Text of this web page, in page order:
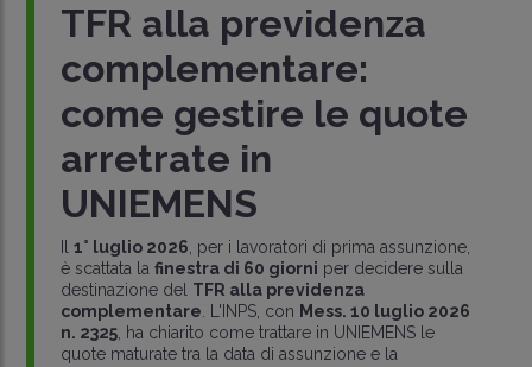
TFR alla previdenza
complementare:
come gestire le quote
arretrate in
UNIEMENS
1° luglio 2026 , per i lavoratori di prima assunzione,
è scattata la finestra di 60 giorni per decidere sulla
destinazione del TFR alla previdenza
complementare . L'INPS, con Mess. 10 luglio 2026
n. 2325, ha chiarito come trattare in UNIEMENS le
quote maturate tra la data di assunzione e la